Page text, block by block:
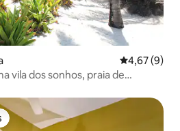
4,67 de uma
4,67 (9)
vila dos sonhos, praia de